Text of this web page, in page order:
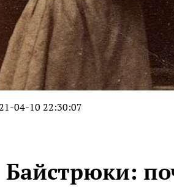
04-10 22:30:07
Байстрюки: